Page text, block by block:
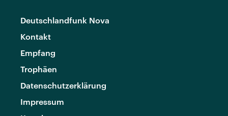
Deutschlandfunk Nova
Kontakt
Empfang
Trophäen
Datenschutzerklärung
Impressum